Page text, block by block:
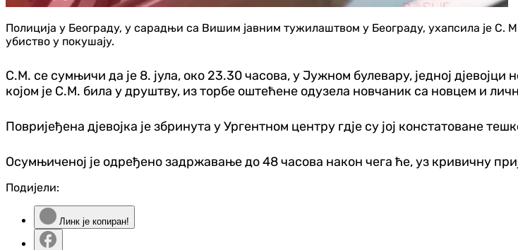
Полиција у Београду, у сарадњи са Вишим јавним тужилаштвом у Београду, ухапсила је С.
убиство у покушају.
С.М. се сумњичи да је 8. јула, око 23.30 часова, у Јужном булевару, једној
којом је С.М. била у друштву, из торбе оштећене одузела новчаник са новцем и
Повријеђена д‌јевојка је збринута у Ургентном центру гд‌је су јој констатоване
Осумњиченој је одређено задржавање до 48 часова након чега ће, уз кривичну
Подијели:
Линк је копиран!